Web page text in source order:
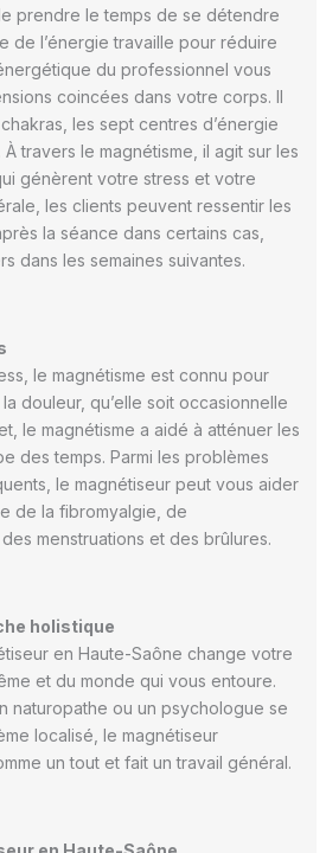
prendre le temps de se détendre
de l’énergie travaille pour réduire
du professionnel vous
coincées dans votre corps. Il
les sept centres d’énergie
travers le magnétisme, il agit sur les
génèrent votre stress et votre
les clients peuvent ressentir les
la séance dans certains cas,
dans les semaines suivantes.
le magnétisme est connu pour
douleur, qu’elle soit occasionnelle
le magnétisme a aidé à atténuer les
des temps. Parmi les problèmes
le magnétiseur peut vous aider
de la fibromyalgie, de
menstruations et des brûlures.
holistique
en Haute-Saône change votre
et du monde qui vous entoure.
naturopathe ou un psychologue se
localisé, le magnétiseur
un tout et fait un travail général.